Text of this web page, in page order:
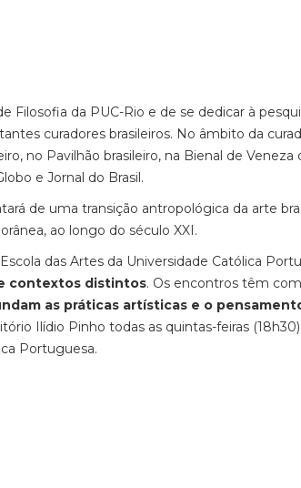
da PUC-Rio e de se dedicar à
curadores brasileiros. No âmbito da
no Pavilhão brasileiro, na Bienal de Veneza
e Jornal do Brasil.
de uma transição antropológica da arte
ao longo do século XXI.
das Artes da Universidade Católica
contextos distintos. Os encontros têm
as práticas artísticas e o
Ilídio Pinho todas as quintas-feiras
Portuguesa.